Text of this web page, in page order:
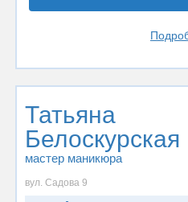
Татьяна
Белоскурская
мастер маникюра
вул. Садова 9